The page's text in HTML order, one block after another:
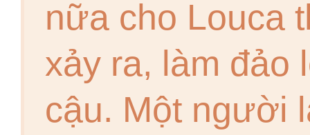
nữa cho Louca
xảy ra, làm đảo
cậu. Một người